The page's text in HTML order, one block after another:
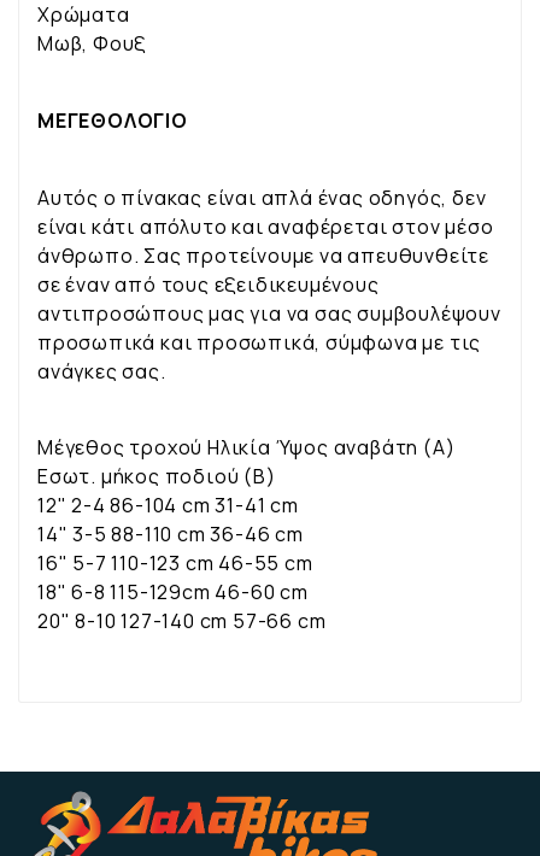
Χρώματα
Μωβ, Φουξ
ΜΕΓΕΘΟΛΟΓΙΟ
Αυτός ο πίνακας είναι απλά ένας οδηγός, δεν
είναι κάτι απόλυτο και αναφέρεται στον μέσο
άνθρωπο. Σας προτείνουμε να απευθυνθείτε
σε έναν από τους εξειδικευμένους
αντιπροσώπους μας για να σας συμβουλέψουν
προσωπικά και προσωπικά, σύμφωνα με τις
ανάγκες σας.
Μέγεθος τροχού Ηλικία Ύψος αναβάτη (Α)
Εσωτ. µήκος ποδιού (Β)
12" 2-4 86-104 cm 31-41 cm
14" 3-5 88-110 cm 36-46 cm
16" 5-7 110-123 cm 46-55 cm
18" 6-8 115-129cm 46-60 cm
20" 8-10 127-140 cm 57-66 cm